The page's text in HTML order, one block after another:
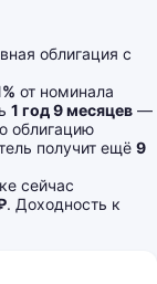
облигация с
от номинала
1 год 9 месяцев —
облигацию
получит ещё 9
сейчас
. Доходность к